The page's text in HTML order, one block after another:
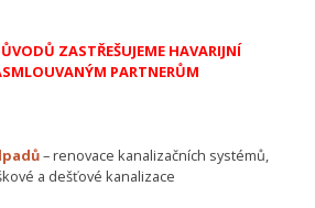
ZASTŘEŠUJEME HAVARIJNÍ
PARTNERŮM
– renovace kanalizačních systémů,
a dešťové kanalizace